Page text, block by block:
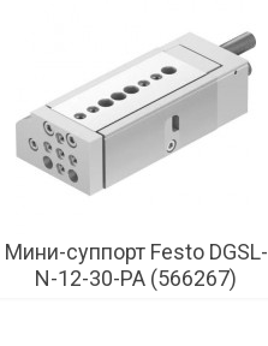
Мини-суппорт Festo DGSL-
N-12-30-PA (566267)